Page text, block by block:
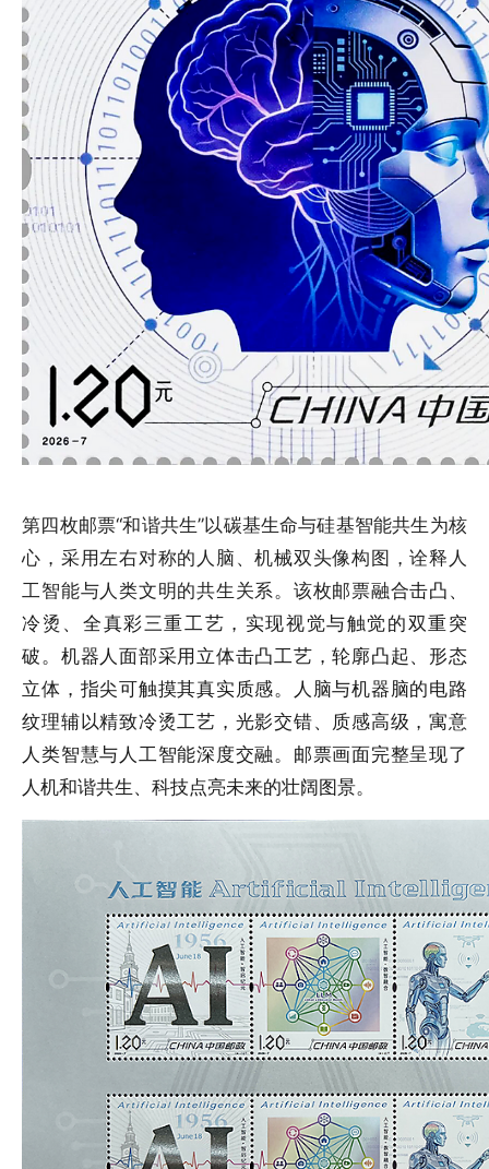
第四枚邮票“和谐共生”以碳基生命与硅基智能共生为核
心，采用左右对称的人脑、机械双头像构图，诠释人
工智能与人类文明的共生关系。该枚邮票融合击凸、
冷烫、全真彩三重工艺，实现视觉与触觉的双重突
破。机器人面部采用立体击凸工艺，轮廓凸起、形态
立体，指尖可触摸其真实质感。人脑与机器脑的电路
纹理辅以精致冷烫工艺，光影交错、质感高级，寓意
人类智慧与人工智能深度交融。邮票画面完整呈现了
人机和谐共生、科技点亮未来的壮阔图景。